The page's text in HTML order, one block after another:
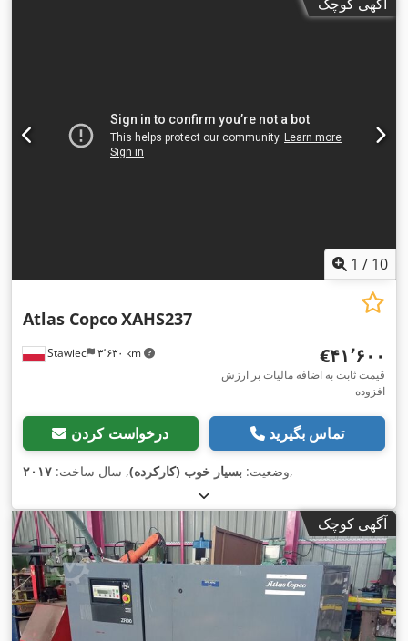
1 / 10
Stawiec ۳٬۶۳۰ km
Atlas CopcoXAHS237
‎€۴۱٬۶۰۰
قیمت ثابت به اضافه مالیات بر ارزش
افزوده
درخواست کردن تماس بگیرید
وضعیت: بسیار خوب (کارکرده), سال ساخت: ۲۰۱۷ ,
آگهی کوچک